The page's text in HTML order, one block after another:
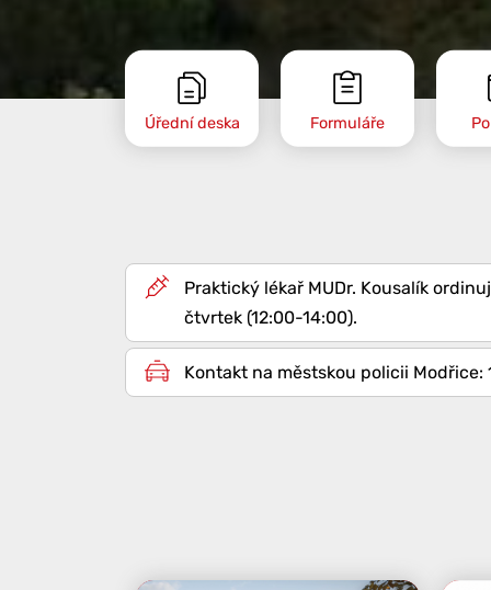
Úřední deska Formuláře
Praktický lékař MUDr. Kousalík
čtvrtek (12:00-14:00).
Kontakt na městskou policii Modřice: